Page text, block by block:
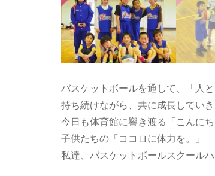
バスケットボールを通して、「人
持ち続けながら、共に成長していき
今日も体育館に響き渡る「こんに
子供たちの「ココロに体力を。」
私達、バスケットボールスクール